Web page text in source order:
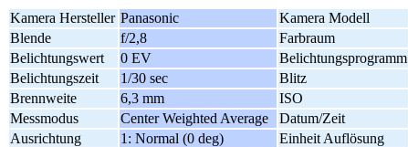
Kamera Hersteller Panasonic Kamera Modell
Blende
f/2,8 Farbraum
Belichtungswert
0 EV Belichtungsprogramm
Belichtungszeit
1/30 sec Blitz
Brennweite
6,3 mm ISO
Messmodus
Center Weighted Average Datum/Zeit
Ausrichtung
1: Normal (0 deg) Einheit Auflösung